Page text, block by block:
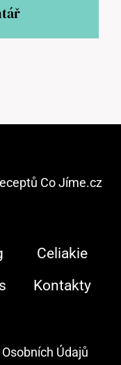
Co Jíme.cz
Celiakie
Kontakty
Údajů